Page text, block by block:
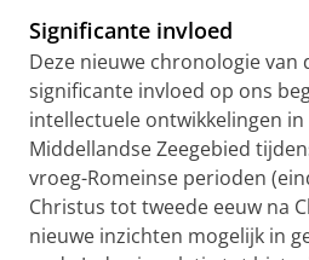
Significante invloed
Deze nieuwe chronologie van
significante invloed op ons
intellectuele ontwikkelingen
Middellandse Zeegebied
vroeg-Romeinse perioden
Christus tot tweede eeuw na
nieuwe inzichten mogelijk in